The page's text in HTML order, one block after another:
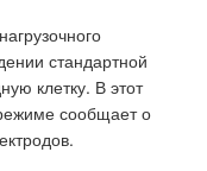
стандартной
клетку. В этот
сообщает о